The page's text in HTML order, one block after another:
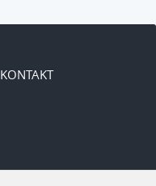
KONTAKT